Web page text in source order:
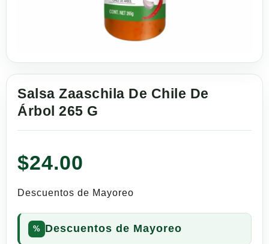
Salsa Zaaschila De Chile De
Árbol 265 G
$24.00
Descuentos de Mayoreo
Descuentos de Mayoreo